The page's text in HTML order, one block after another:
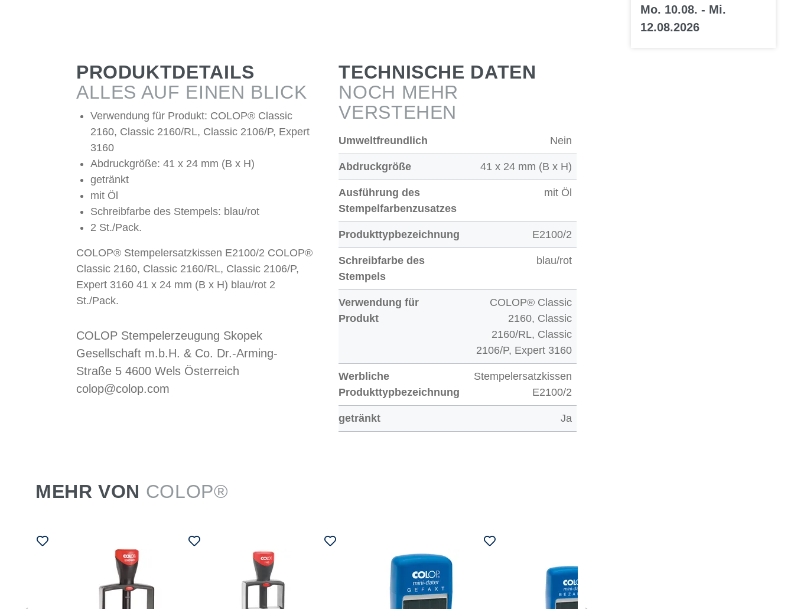
Mo. 10.08. - Mi.
12.08.2026
PRODUKTDETAILS
ALLES AUF EINEN BLICK
Verwendung für Produkt: COLOP® Classic
2160, Classic 2160/RL, Classic 2106/P, Expert
3160
Abdruckgröße: 41 x 24 mm (B x H)
getränkt
mit Öl
Schreibfarbe des Stempels: blau/rot
2 St./Pack.
COLOP® Stempelersatzkissen E2100/2 COLOP®
Classic 2160, Classic 2160/RL, Classic 2106/P,
Expert 3160 41 x 24 mm (B x H) blau/rot 2
St./Pack.
COLOP Stempelerzeugung Skopek
Gesellschaft m.b.H. & Co. Dr.-Arming-
Straße 5 4600 Wels Österreich
colop@colop.com
TECHNISCHE DATEN
NOCH MEHR
VERSTEHEN
Umweltfreundlich Nein
Abdruckgröße 41 x 24 mm (B x H)
Ausführung des
Stempelfarbenzusatzes
mit Öl
Produkttypbezeichnung E2100/2
Schreibfarbe des
Stempels
blau/rot
Verwendung für
Produkt
COLOP® Classic
2160, Classic
2160/RL, Classic
2106/P, Expert 3160
Werbliche
Produkttypbezeichnung
Stempelersatzkissen
E2100/2
getränkt Ja
MEHR VON COLOP®